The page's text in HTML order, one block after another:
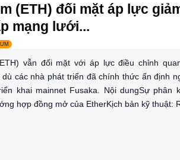
(ETH) đối mặt áp lực
mạng lưới...
vẫn đối mặt với áp lực điều chỉnh
dù các nhà phát triển đã chính thức ấn định
khai mainnet Fusaka. Nội dungSự phân
hợp đồng mở của EtherKịch bản kỹ thuật: